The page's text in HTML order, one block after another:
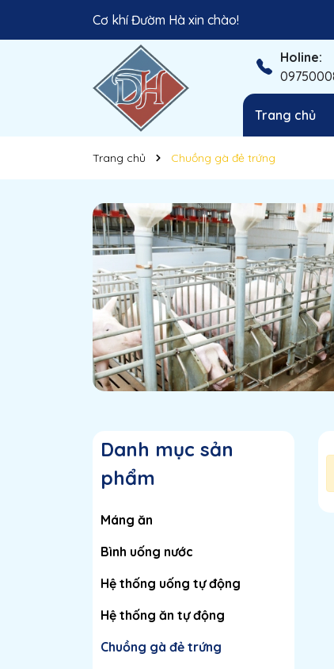
Cơ khí Đườm Hà xin chào!
Đồng hành cùng nhà nông Việt!
Holine:
Trang chủ
Trang chủ Chuồng gà đẻ trứng
Danh mục sản
phẩm
Máng ăn
Bình uống nước
Hệ thống uống tự động
Hệ thống ăn tự động
Chuồng gà đẻ trứng